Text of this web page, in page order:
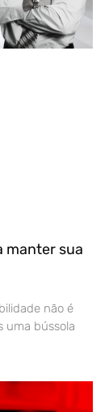
manter sua
não é
uma bússola